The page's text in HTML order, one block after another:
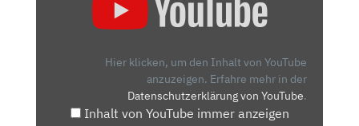
Hier klicken, um den Inhalt von YouTube
anzuzeigen. Erfahre mehr in der
Datenschutzerklärung von YouTube.
Inhalt von YouTube immer anzeigen